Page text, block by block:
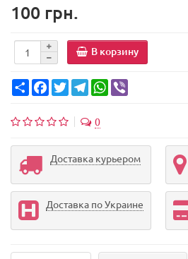
100 грн.
В корзину
Share FacebookTwitterTelegramWhatsApp
0
Доставка курьером
Доставка по Украине